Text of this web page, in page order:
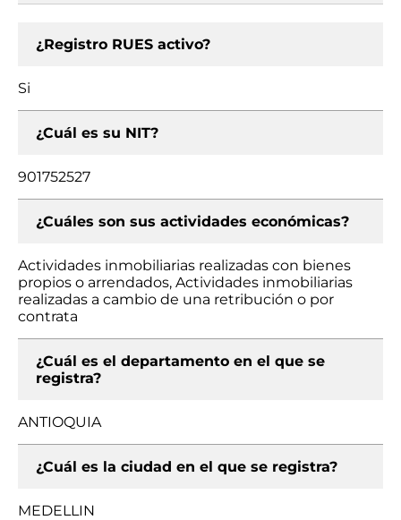
¿Registro RUES activo?
Si
¿Cuál es su NIT?
901752527
¿Cuáles son sus actividades económicas?
Actividades inmobiliarias realizadas con bienes
propios o arrendados, Actividades inmobiliarias
realizadas a cambio de una retribución o por
contrata
¿Cuál es el departamento en el que se
registra?
ANTIOQUIA
¿Cuál es la ciudad en el que se registra?
MEDELLIN